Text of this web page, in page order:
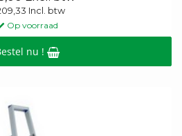
Incl. btw
Op voorraad
nu !